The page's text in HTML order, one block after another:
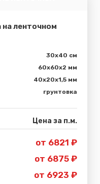
ленточном
30x40 см
60х60х2 мм
40х20х1,5 мм
грунтовка
Цена за п.м.
от 6821 ₽
от 6875 ₽
от 6923 ₽